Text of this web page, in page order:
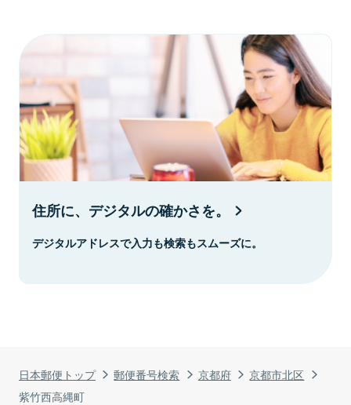
日本郵便トップ 郵便番号検索 京都府
京都市北区
紫竹西高縄町
住所に、デジタルの確かさを。
デジタルアドレスで入力も検索もスムーズに。